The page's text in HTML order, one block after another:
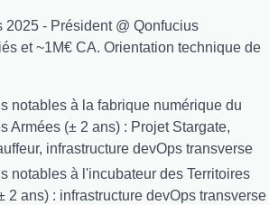
2025 - Président @ Qonfucius
et ~1M€ CA. Orientation technique de
notables à la fabrique numérique du
Armées (± 2 ans) : Projet Stargate,
infrastructure devOps transverse
notables à l'incubateur des Territoires
2 ans) : infrastructure devOps transverse